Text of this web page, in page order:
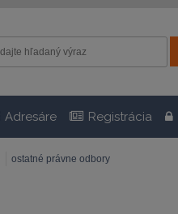
Adresáre Registrácia
ostatné právne odbory